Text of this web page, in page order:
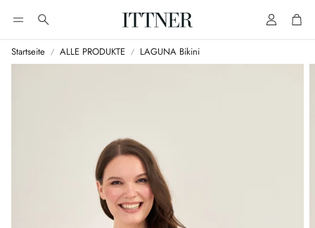
Suche AccountCart
Startseite ALLE PRODUKTE LAGUNA Bikini